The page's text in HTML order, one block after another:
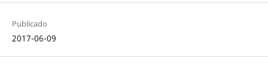
Publicado
2017-06-09